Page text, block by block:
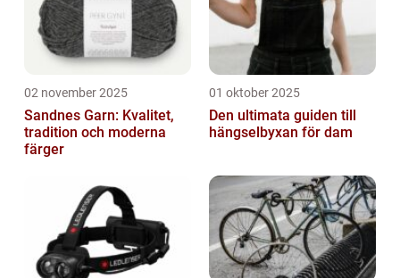
02 november 2025
Sandnes Garn: Kvalitet,
tradition och moderna
färger
01 oktober 2025
Den ultimata guiden till
hängselbyxan för dam